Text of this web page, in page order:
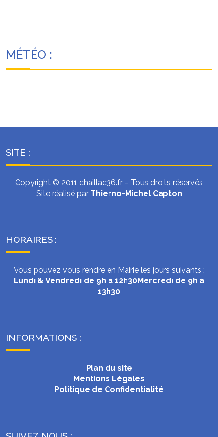
MÉTÉO :
SITE :
Copyright © 2011 chaillac36.fr – Tous droits réservés
Site réalisé par Thierno-Michel Capton
HORAIRES :
Vous pouvez vous rendre en Mairie les jours suivants :
Lundi & Vendredi de 9h à 12h30Mercredi de 9h à
13h30
INFORMATIONS :
Plan du site
Mentions Légales
Politique de Confidentialité